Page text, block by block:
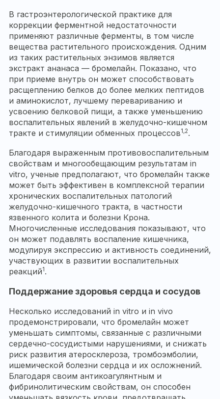
В гастроэнтерологической практике для
коррекции ферментной недостаточности
применяют различные ферменты, в том числе
вещества растительного происхождения. Одним
из таких растительных энзимов является
экстракт ананаса — бромелайн. Показано, что
при приеме внутрь он может способствовать
расщеплению белков до более мелких пептидов
и аминокислот, лучшему перевариванию и
усвоению белковой пищи, а также уменьшению
воспалительных явлений в желудочно-кишечном
тракте и стимуляции обменных процессов1,2.
Благодаря выраженным противовоспалительным
свойствам и многообещающим результатам in
vitro, ученые предполагают, что бромелайн также
может быть эффективен в комплексной терапии
хронических воспалительных патологий
желудочно-кишечного тракта, в частности
язвенного колита и болезни Крона.
Многочисленные исследования показывают, что
он может подавлять воспаление кишечника,
модулируя экспрессию и активность соединений,
участвующих в развитии воспалительных
реакций1.
Поддержание здоровья сердца и сосудов
Несколько исследований in vitro и in vivo
продемонстрировали, что бромелайн может
уменьшать симптомы, связанные с различными
сердечно-сосудистыми нарушениями, и снижать
риск развития атеросклероза, тромбоэмболии,
ишемической болезни сердца и их осложнений.
Благодаря своим антикоагулянтным и
фибринолитическим свойствам, он способен